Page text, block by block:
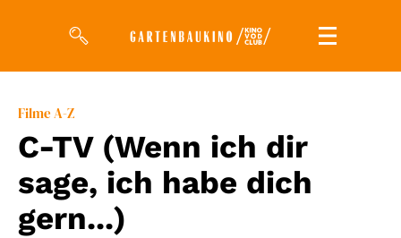
Magazin
Kuratierungen
Events
Filme A-Z
C-TV (Wenn ich dir
sage, ich habe dich
gern...)